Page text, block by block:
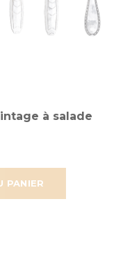
PANIER
à salade